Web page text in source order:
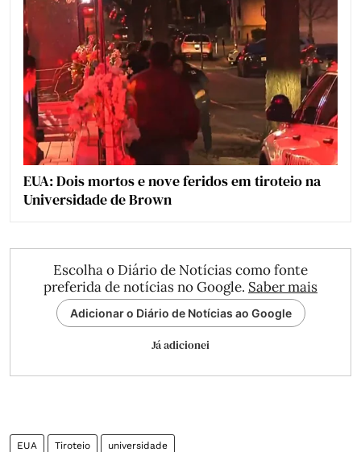
EUA: Dois mortos e nove feridos em tiroteio na
Universidade de Brown
Escolha o Diário de Notícias como fonte
preferida de notícias no Google. Saber mais
Adicionar o Diário de Notícias ao Google
Já adicionei
EUA Tiroteio universidade